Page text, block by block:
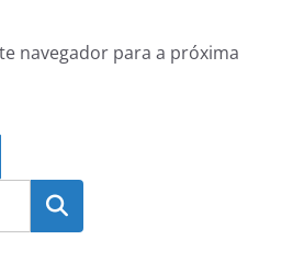
navegador para a próxima
Pesquisar